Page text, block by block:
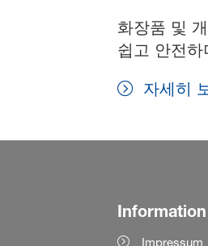
화장품 및
쉽고 안전
자세히
Information
Impressum